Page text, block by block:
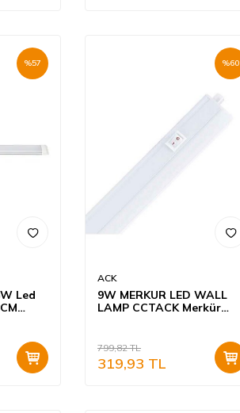
%57
Led
%60
ACK
9W MERKUR LED WALL
LAMP CCTACK Merkür
54,3 cm
799,82TL
319,93 TL